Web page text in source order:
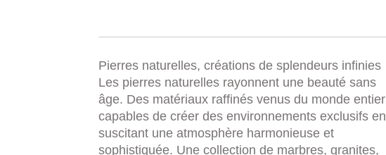
Pierres naturelles, créations de splendeurs infinies
Les pierres naturelles rayonnent une beauté sans
âge. Des matériaux raffinés venus du monde entier
capables de créer des environnements exclusifs en
suscitant une atmosphère harmonieuse et
sophistiquée. Une collection de marbres, granites,